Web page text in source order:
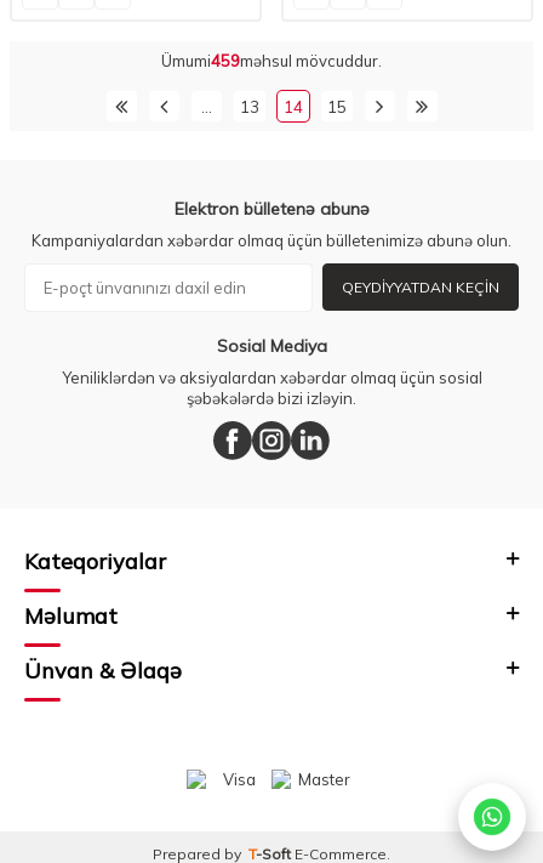
Ümumi459məhsul mövcuddur.
13 14 15
Elektron bülletenə abunə
Kampaniyalardan xəbərdar olmaq üçün bülletenimizə abunə olun.
QEYDIYYATDAN KEÇIN
Sosial Mediya
Yeniliklərdən və aksiyalardan xəbərdar olmaq üçün sosial
şəbəkələrdə bizi izləyin.
Kateqoriyalar
Məlumat
Ünvan & Əlaqə
Prepared by T-Soft E-Commerce.